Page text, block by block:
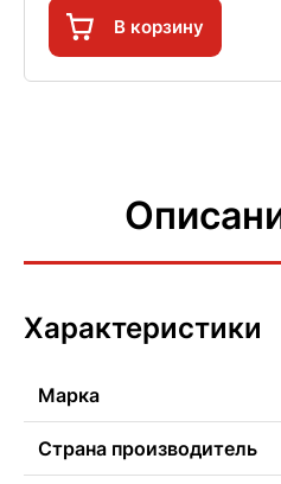
В корзину
Характеристики
Марка
Страна производитель